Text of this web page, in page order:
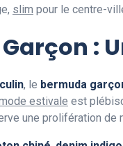
slim pour le centre-
:
, le bermuda
estivale est
une prolifération